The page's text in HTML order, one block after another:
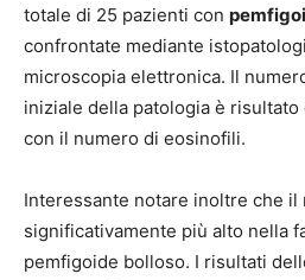
totale di 25 pazienti con
confrontate mediante
microscopia elettronica. Il
iniziale della patologia è
con il numero di eosinofili.
Interessante notare inoltre che
significativamente più alto nella
pemfigoide bolloso. I risultati